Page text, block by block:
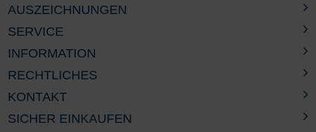
AUSZEICHNUNGEN
SERVICE
INFORMATION
RECHTLICHES
KONTAKT
SICHER EINKAUFEN